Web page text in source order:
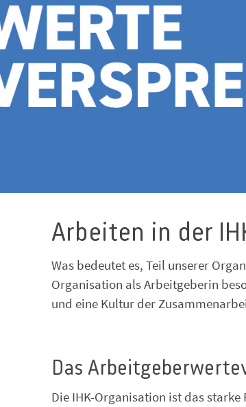
Arbeiten in der
Was bedeutet es, Teil unserer
Organisation als Arbeitgeberin
und eine Kultur der
Das
Die IHK-Organisation ist das